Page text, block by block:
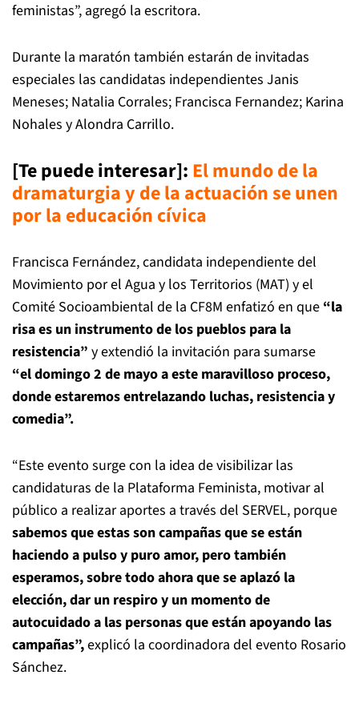
feministas”, agregó la escritora.
Durante la maratón también estarán de invitadas
especiales las candidatas independientes Janis
Meneses; Natalia Corrales; Francisca Fernandez; Karina
Nohales y Alondra Carrillo.
[Te puede interesar]: El mundo de la
dramaturgia y de la actuación se unen
por la educación cívica
Francisca Fernández, candidata independiente del
Movimiento por el Agua y los Territorios (MAT) y el
Comité Socioambiental de la CF8M enfatizó en que “la
risa es un instrumento de los pueblos para la
resistencia” y extendió la invitación para sumarse
“eldomingo 2 de mayo a este maravilloso proceso,
donde estaremos entrelazando luchas, resistencia y
comedia”.
“Este evento surge con la idea de visibilizar las
candidaturas de la Plataforma Feminista, motivar al
público a realizar aportes a través del SERVEL, porque
sabemos que estas soncampañas que se están
haciendo a pulso y puro amor, pero también
esperamos,sobre todo ahora que se aplazó la
elección, dar un respiro y un momento de
autocuidado a las personas que están apoyando las
campañas”,explicó la coordinadora del evento Rosario
Sánchez.